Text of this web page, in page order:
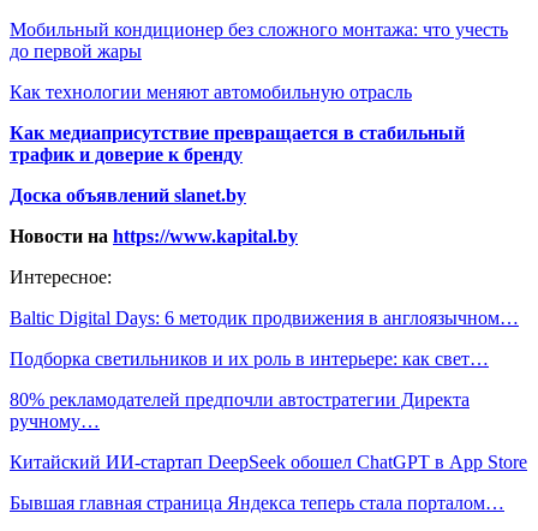
Мобильный кондиционер без сложного монтажа: что учесть
до первой жары
Как технологии меняют автомобильную отрасль
Как медиаприсутствие превращается в стабильный
трафик и доверие к бренду
Доска объявлений slanet.by
Новости на https://www.kapital.by
Интересное:
Baltic Digital Days: 6 методик продвижения в англоязычном…
Подборка светильников и их роль в интерьере: как свет…
80% рекламодателей предпочли автостратегии Директа
ручному…
Китайский ИИ-стартап DeepSeek обошел ChatGPT в App Store
Бывшая главная страница Яндекса теперь стала порталом…